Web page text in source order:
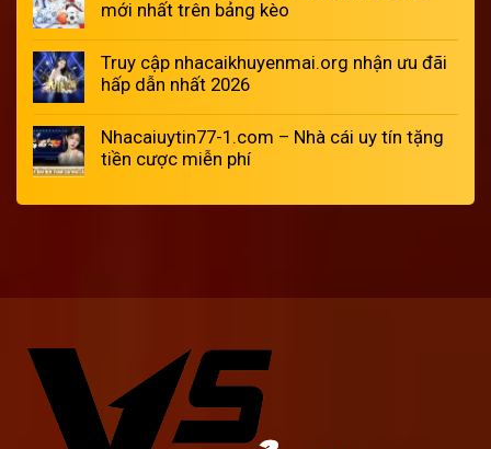
mới nhất trên bảng kèo
Truy cập nhacaikhuyenmai.org nhận ưu đãi
hấp dẫn nhất 2026
Nhacaiuytin77-1.com – Nhà cái uy tín tặng
tiền cược miễn phí